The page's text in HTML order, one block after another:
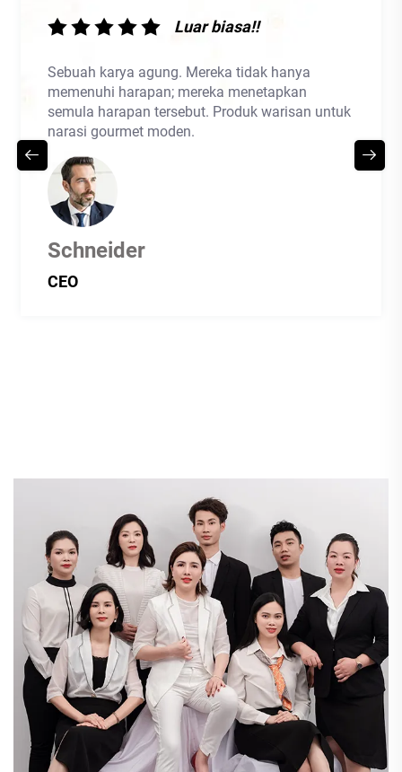
Luar biasa!!
Sebuah karya agung. Mereka tidak hanya
memenuhi harapan; mereka menetapkan
semula harapan tersebut. Produk warisan untuk
narasi gourmet moden.
Schneider
CEO